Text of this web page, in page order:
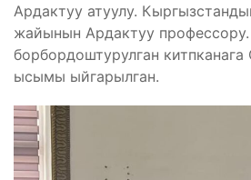
Ардактуу атуулу.
жайынын Ардактуу
борбордоштурулган
ысымы ыйгарылган.